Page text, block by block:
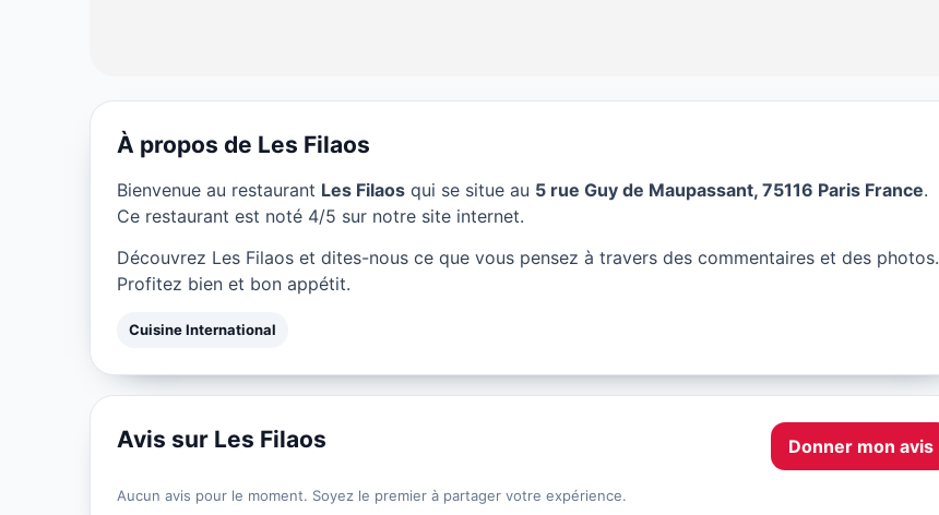
Les Filaos à Paris
★ 4/5
À propos de Les Filaos
Bienvenue au restaurant Les Filaos qui se situe au 5 rue Guy de Maupassant, 75116 Paris France.
Ce restaurant est noté 4/5 sur notre site internet.
Découvrez Les Filaos et dites-nous ce que vous pensez à travers des commentaires et des photos.
Profitez bien et bon appétit.
Cuisine International
Avis sur Les Filaos Donner mon avis
Aucun avis pour le moment. Soyez le premier à partager votre expérience.